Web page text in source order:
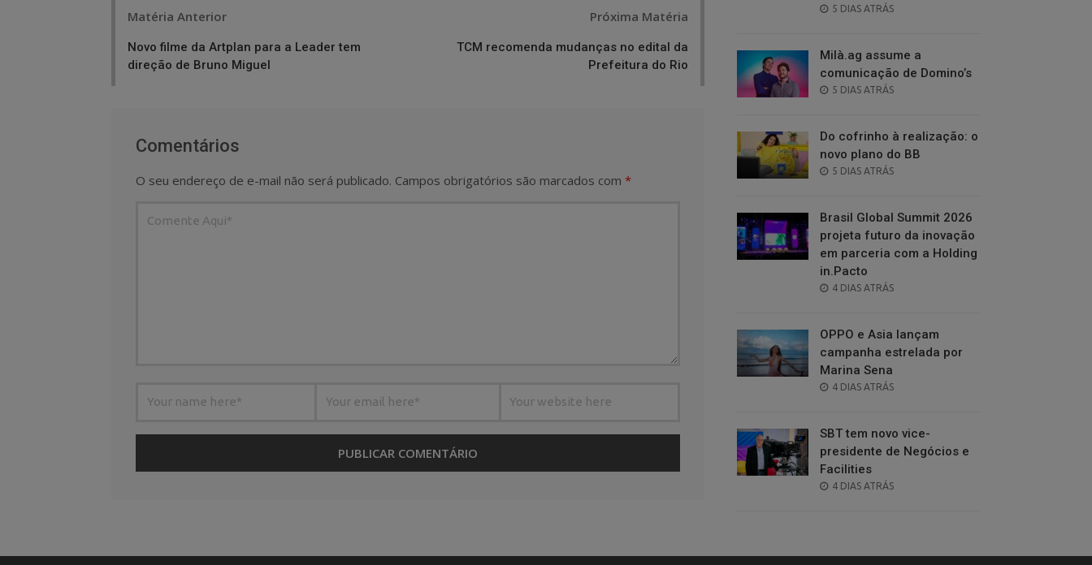
Matéria Anterior
Novo filme da Artplan para a Leader tem
direção de Bruno Miguel
Próxima Matéria
TCM recomenda mudanças no edital da
Prefeitura do Rio
Comentários
O seu endereço de e-mail não será publicado. Campos obrigatórios são marcados com *
POSTED
5 DIAS ATRÁS
Milà.ag assume a
comunicação de Domino’s
POSTED
5 DIAS ATRÁS
Do cofrinho à realização: o
novo plano do BB
POSTED
5 DIAS ATRÁS
Brasil Global Summit 2026
projeta futuro da inovação
em parceria com a Holding
in.Pacto
POSTED
4 DIAS ATRÁS
OPPO e Asia lançam
campanha estrelada por
Marina Sena
POSTED
4 DIAS ATRÁS
SBT tem novo vice-
presidente de Negócios e
Facilities
POSTED
4 DIAS ATRÁS